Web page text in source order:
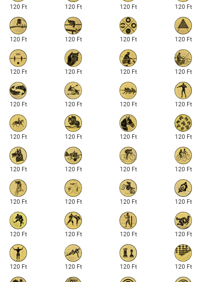
120 Ft 120 Ft 120 Ft 120 Ft
120 Ft 120 Ft 120 Ft 120 Ft
120 Ft 120 Ft 120 Ft 120 Ft
120 Ft 120 Ft 120 Ft 120 Ft
120 Ft 120 Ft 120 Ft 120 Ft
120 Ft 120 Ft 120 Ft 120 Ft
120 Ft 120 Ft 120 Ft 120 Ft
120 Ft 120 Ft 120 Ft 120 Ft
120 Ft 120 Ft 120 Ft 120 Ft